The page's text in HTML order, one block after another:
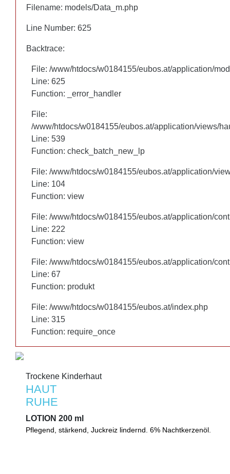
Filename: models/Data_m.php
Line Number: 625
Backtrace:
File: /www/htdocs/w0184155/eubos.at/application/
Line: 625
Function: _error_handler
File:
/www/htdocs/w0184155/eubos.at/application/views/
Line: 460
Function: check_batch_new_lp
File: /www/htdocs/w0184155/eubos.at/application/
Line: 104
Function: view
File: /www/htdocs/w0184155/eubos.at/application/
Line: 222
Function: view
File: /www/htdocs/w0184155/eubos.at/application/
Line: 67
Function: produkt
File: /www/htdocs/w0184155/eubos.at/index.php
Line: 315
Function: require_once
Trockene Kinderhaut
HAUT
RUHE
LOTION 200 ml
Pflegende Lotion. Hilft die natürliche Schutzbarriere der Haut
Filename: models/Data_m.php
Line Number: 625
Backtrace:
File: /www/htdocs/w0184155/eubos.at/application/
Line: 625
Function: _error_handler
File:
/www/htdocs/w0184155/eubos.at/application/views/
Line: 539
Function: check_batch_new_lp
File: /www/htdocs/w0184155/eubos.at/application/
Line: 104
Function: view
File: /www/htdocs/w0184155/eubos.at/application/
Line: 222
Function: view
File: /www/htdocs/w0184155/eubos.at/application/
Line: 67
Function: produkt
File: /www/htdocs/w0184155/eubos.at/index.php
Line: 315
Function: require_once
Trockene Kinderhaut
HAUT
RUHE
LOTION 200 ml
Pflegend, stärkend, Juckreiz lindernd. 6% Nachtkerzenöl.